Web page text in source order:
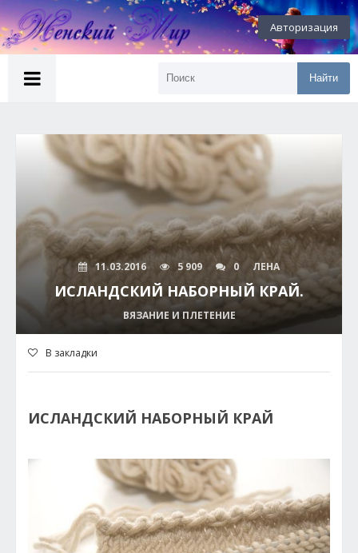
Авторизация
Найти
11.03.2016 5 909 0 ЛЕНА
ИСЛАНДСКИЙ НАБОРНЫЙ КРАЙ.
ВЯЗАНИЕ И ПЛЕТЕНИЕ
В закладки
ИСЛАНДСКИЙ НАБОРНЫЙ КРАЙ